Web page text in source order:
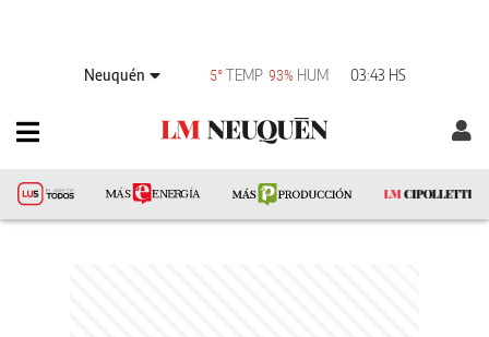
Neuquén 5° TEMP 93% HUM 03:43 HS